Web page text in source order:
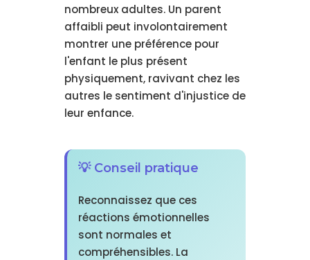
nombreux adultes. Un parent
affaibli peut involontairement
montrer une préférence pour
l'enfant le plus présent
physiquement, ravivant chez les
autres le sentiment d'injustice de
leur enfance.
💡 Conseil pratique
Reconnaissez que ces
réactions émotionnelles
sont normales et
compréhensibles. La